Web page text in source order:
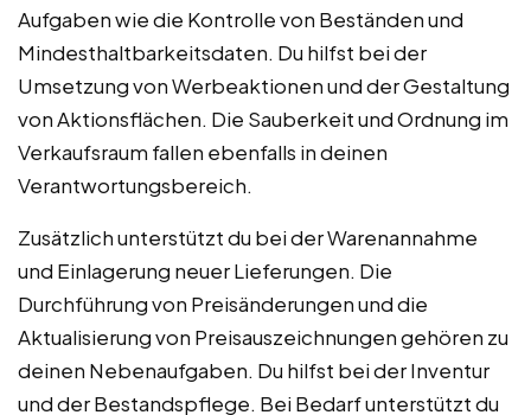
Aufgaben wie die Kontrolle von Beständen und
Mindesthaltbarkeitsdaten. Du hilfst bei der
Umsetzung von Werbeaktionen und der Gestaltung
von Aktionsflächen. Die Sauberkeit und Ordnung im
Verkaufsraum fallen ebenfalls in deinen
Verantwortungsbereich.
Zusätzlich unterstützt du bei der Warenannahme
und Einlagerung neuer Lieferungen. Die
Durchführung von Preisänderungen und die
Aktualisierung von Preisauszeichnungen gehören zu
deinen Nebenaufgaben. Du hilfst bei der Inventur
und der Bestandspflege. Bei Bedarf unterstützt du